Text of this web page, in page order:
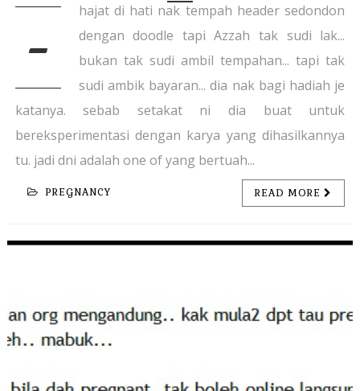
-
hajat di hati nak tempah header sedondon
dengan doodle tapi Azzah tak sudi lak...
bukan tak sudi ambil tempahan... tapi tak
sudi ambik bayaran... dia nak bagi hadiah je
katanya. sebab setakat ni dia buat untuk
bereksperimentasi dengan karya yang dihasilkannya
tu. jadi dni adalah one of yang bertuah...
PREGNANCY READ MORE